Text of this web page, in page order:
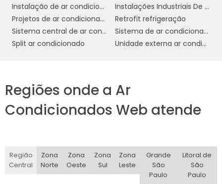
Além da tecnologia inverter, muitos modelos
de ar condicionado split 12000 são
classificados comalta eficiência
energética, possuindo o selo Procel A, que
importante para comerciantes que desejam
investir em equipamentos que oferecem um
bom retorno sobre o investimentoa
Outro aspecto relevante é adurabilidadee
abaixa necessidade de manutençãodo
ar condicionado split 12000. Com
Instalação de ar condicionado fujitsu
Instalações Industriais De Refrigeração
Projetos de ar condicionado
Retrofit refrigeração
Sistema central de ar condicionado
Sistema de ar condicionado industrial
Split ar condicionado
Unidade externa ar condicionado
Regiões onde a Ar
Condicionados Web atende
Região
Central
Zona
Norte
Zona
Oeste
Zona
Sul
Zona
Leste
Grande
São
Paulo
Litoral de
São
Paulo